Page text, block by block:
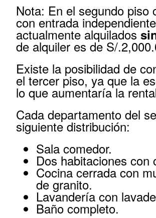
Nota: En el segundo piso
con entrada
actualmente alquilados
de alquiler es de S/
Existe la posibilidad de
el tercer piso, ya que la
lo que aumentaría la
Cada departamento del
siguiente distribución:
Sala comedor.
Dos habitaciones con
Cocina cerrada con
de granito.
Lavandería con
Baño completo.